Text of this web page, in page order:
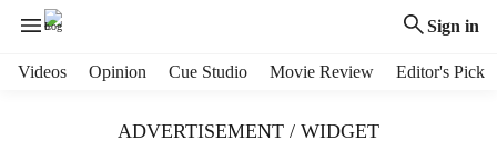
Sign in
Videos Opinion Cue Studio Movie Review Editor's Pick
ADVERTISEMENT / WIDGET